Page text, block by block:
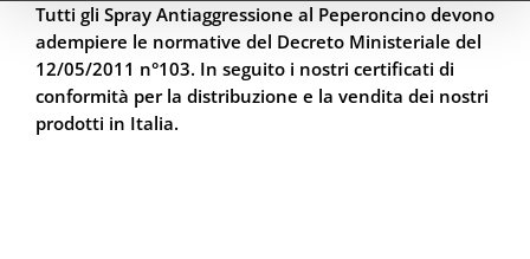
Tutti gli Spray Antiaggressione al Peperoncino devono
adempiere le normative del Decreto Ministeriale del
12/05/2011 n°103. In seguito i nostri certificati di
conformità per la distribuzione e la vendita dei nostri
prodotti in Italia.